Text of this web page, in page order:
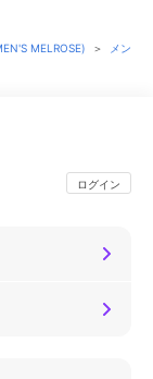
MELROSE) ＞
メン
ログイン